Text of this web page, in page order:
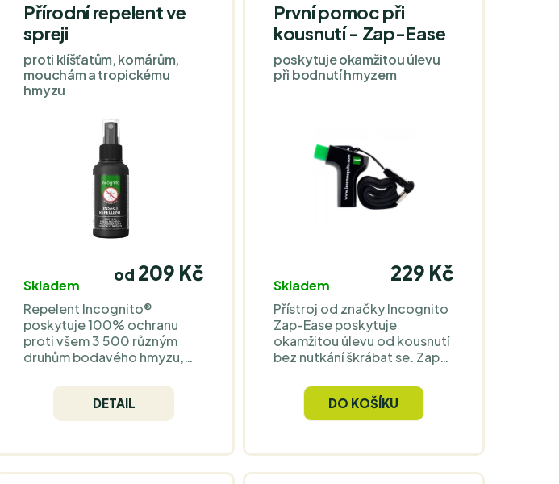
Přírodní repelent ve
spreji
proti klíšťatům, komárům,
mouchám a tropickému
hmyzu
Skladem
od 209 Kč
Repelent Incognito®
poskytuje 100% ochranu
proti všem 3 500 různým
druhům bodavého hmyzu,
je vhodný pro všechny
včetně malých dětí od 6
měsíců i pro osoby s citlivou
přírodní a jeho maximální
účinnost je klinicky
DETAIL
První pomoc při
kousnutí - Zap-Ease
poskytuje okamžitou úlevu
při bodnutí hmyzem
Skladem
229 Kč
Přístroj od značky Incognito
Zap-Ease poskytuje
okamžitou úlevu od kousnutí
bez nutkání škrábat se. Zap-
boji proti nepříjemnému
bodnutí hmyzem.
DO KOŠÍKU